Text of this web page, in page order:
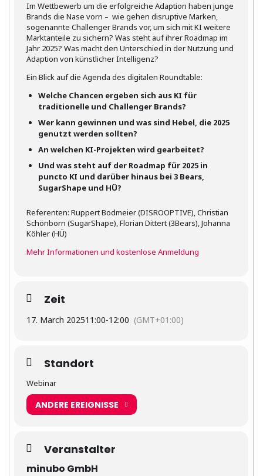
Im Wettbewerb um die erfolgreiche Adaption haben junge
Brands die Nase vorn – wie gehen disruptive Marken,
sogenannte Challenger Brands vor, um sich mit KI weitere
Marktanteile zu sichern? Was steht auf ihrer Roadmap im
Jahr 2025? Was macht den Unterschied in der Nutzung und
Adaption von künstlicher Intelligenz?
Ein Blick auf die Agenda des digitalen Roundtable:
Welche Chancen ergeben sich aus KI für
traditionelle und Challenger Brands?
Wer kann gewinnen und was sind Hebel, die 2025
genutzt werden sollten?
An welchen KI-Projekten wird gearbeitet?
Und was steht auf der Roadmap für 2025 in
puncto KI und darüber hinaus bei 3 Bears,
SugarShape und HÜ?
Referenten: Ruppert Bodmeier (DISROOPTIVE), Christian
Schönborn (SugarShape), Florian Dittert (3Bears), Johanna
Köhler (HÜ)
Mehr Informationen und kostenlose Anmeldung
Zeit
17. March 202511:00-12:00 (GMT+01:00)
Standort
Webinar
ANDERE EREIGNISSE
Veranstalter
minubo GmbH